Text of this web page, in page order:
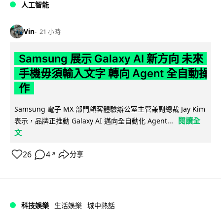
人工智能
Vin 21 小時
Samsung 展示 Galaxy AI 新方向 未來
手機毋須輸入文字 轉向 Agent 全自動操
作
Samsung 電子 MX 部門顧客體驗辦公室主管兼副總裁 Jay Kim
表示，品牌正推動 Galaxy AI 邁向全自動化 Agent...
閱讀全
文
26 4 ↗ 分享
科技娛樂 生活娛樂 城中熱話